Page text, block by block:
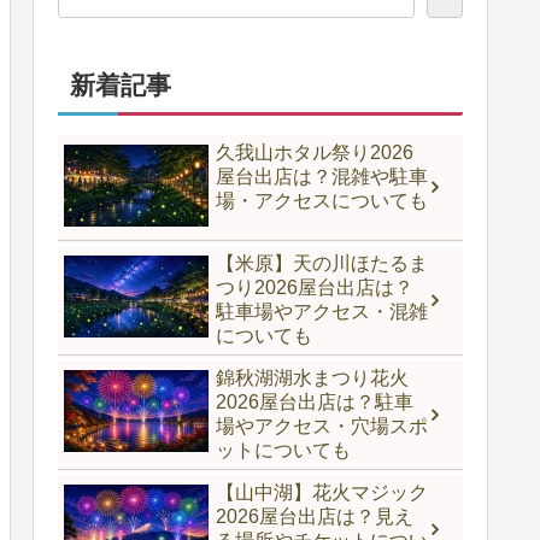
新着記事
久我山ホタル祭り2026
屋台出店は？混雑や駐車
場・アクセスについても
【米原】天の川ほたるま
つり2026屋台出店は？
駐車場やアクセス・混雑
についても
錦秋湖湖水まつり花火
2026屋台出店は？駐車
場やアクセス・穴場スポ
ットについても
【山中湖】花火マジック
2026屋台出店は？見え